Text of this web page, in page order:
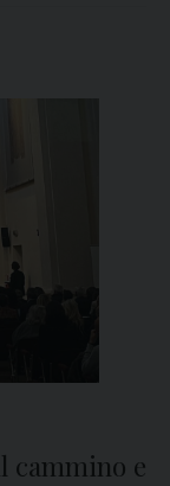
cammino e